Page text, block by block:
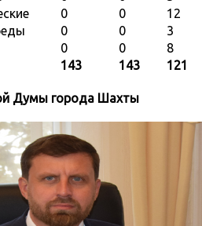
0 0
12
0 0
3
0 0
8
143 143 121
Думы города Шахты